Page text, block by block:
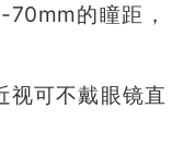
的瞳距，
视可不戴眼镜直